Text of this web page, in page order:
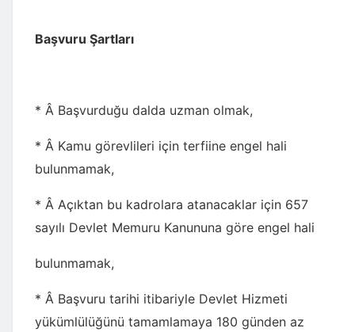
Başvuru Şartları
* Â Başvurduğu dalda uzman olmak,
* Â Kamu görevlileri için terfiine engel hali
bulunmamak,
* Â Açıktan bu kadrolara atanacaklar için 657
sayılı Devlet Memuru Kanununa göre engel hali
bulunmamak,
* Â Başvuru tarihi itibariyle Devlet Hizmeti
yükümlülüğünü tamamlamaya 180 günden az